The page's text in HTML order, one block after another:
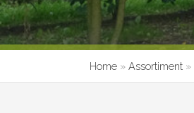
Home » Assortiment »